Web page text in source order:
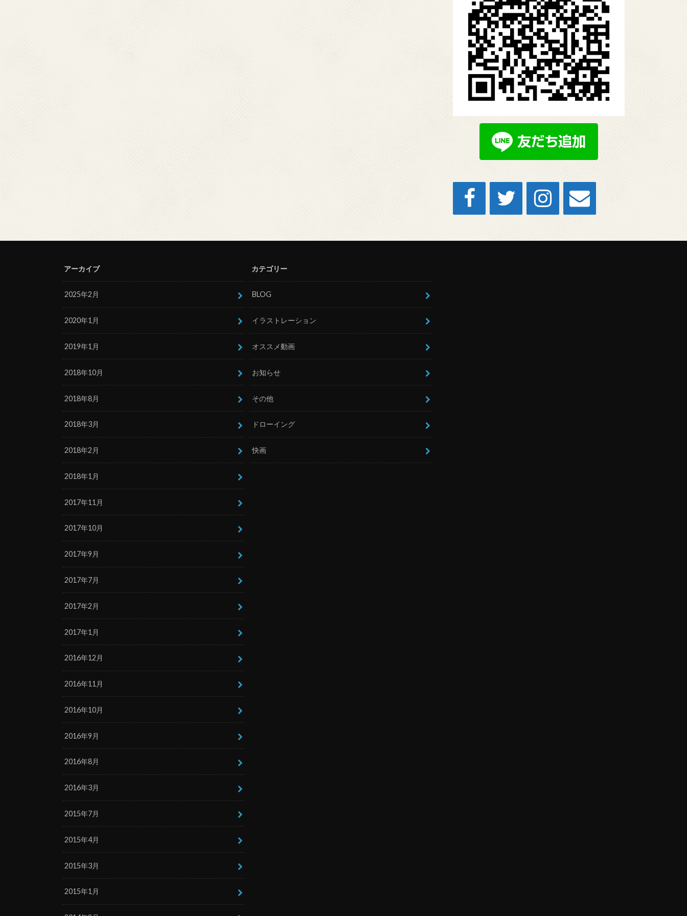
アーカイブ
2025年2月
2020年1月
2019年1月
2018年10月
2018年8月
2018年3月
2018年2月
2018年1月
2017年11月
2017年10月
2017年9月
2017年7月
2017年2月
2017年1月
2016年12月
2016年11月
2016年10月
2016年9月
2016年8月
2016年3月
2015年7月
2015年4月
2015年3月
2015年1月
カテゴリー
BLOG
イラストレーション
オススメ動画
お知らせ
その他
ドローイング
快画